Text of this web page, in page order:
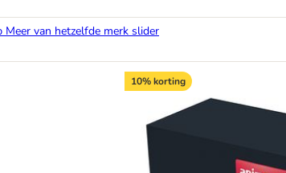
Meer van hetzelfde merk slider
10% korting